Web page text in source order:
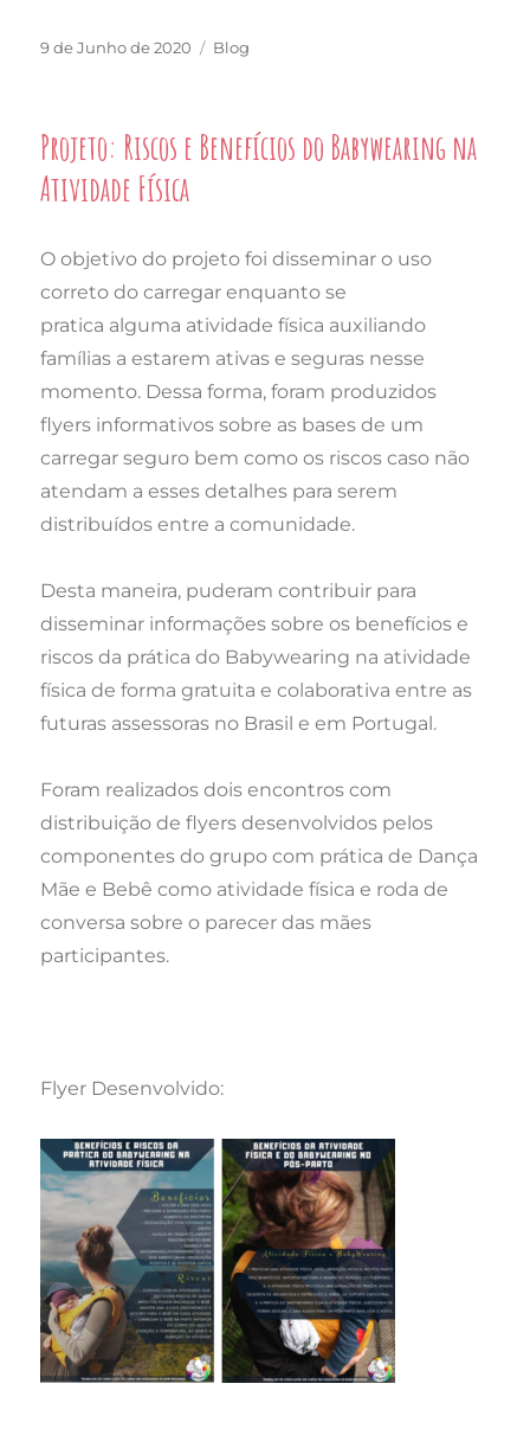
Publicado
9 de Junho de 2020 Categorias
Blog
Projeto: Riscos e Benefícios do Babywearing na
Atividade Física
O objetivo do projeto foi disseminar o uso
correto do carregar enquanto se
pratica alguma atividade física auxiliando
famílias a estarem ativas e seguras nesse
momento. Dessa forma, foram produzidos
flyers informativos sobre as bases de um
carregar seguro bem como os riscos caso não
atendam a esses detalhes para serem
distribuídos entre a comunidade.
Desta maneira, puderam contribuir para
disseminar informações sobre os benefícios e
riscos da prática do Babywearing na atividade
física de forma gratuita e colaborativa entre as
futuras assessoras no Brasil e em Portugal.
Foram realizados dois encontros com
distribuição de flyers desenvolvidos pelos
componentes do grupo com prática de Dança
Mãe e Bebê como atividade física e roda de
conversa sobre o parecer das mães
participantes.
Flyer Desenvolvido: